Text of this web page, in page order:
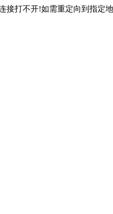
接打不开!如需重定向到指定